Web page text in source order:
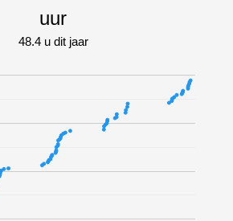
uur
48.4 u dit jaar